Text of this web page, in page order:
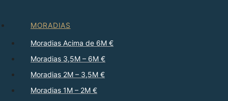
MORADIAS
Moradias Acima de 6M €
Moradias 3,5M – 6M €
Moradias 2M – 3,5M €
Moradias 1M – 2M €